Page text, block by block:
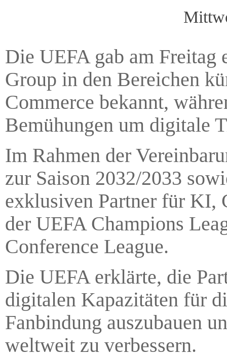
Die UEFA gab am Freitag
Group in den Bereichen
Commerce bekannt,
Bemühungen um digitale
Im Rahmen der
zur Saison 2032/2033
exklusiven Partner für KI,
der UEFA Champions
Conference League.
Die UEFA erklärte, die
digitalen Kapazitäten für
Fanbindung auszubauen
weltweit zu verbessern.